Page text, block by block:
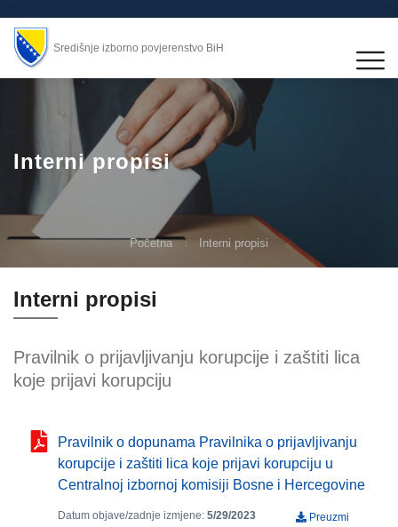
Središnje izborno povjerenstvo BiH
Interni propisi
Početna Interni propisi
Interni propisi
Pravilnik o prijavljivanju korupcije i zaštiti lica
koje prijavi korupciju
Pravilnik o dopunama Pravilnika o prijavljivanju
korupcije i zaštiti lica koje prijavi korupciju u
Centralnoj izbornoj komisiji Bosne i Hercegovine
Datum objave/zadnje izmjene: 5/29/2023 Preuzmi